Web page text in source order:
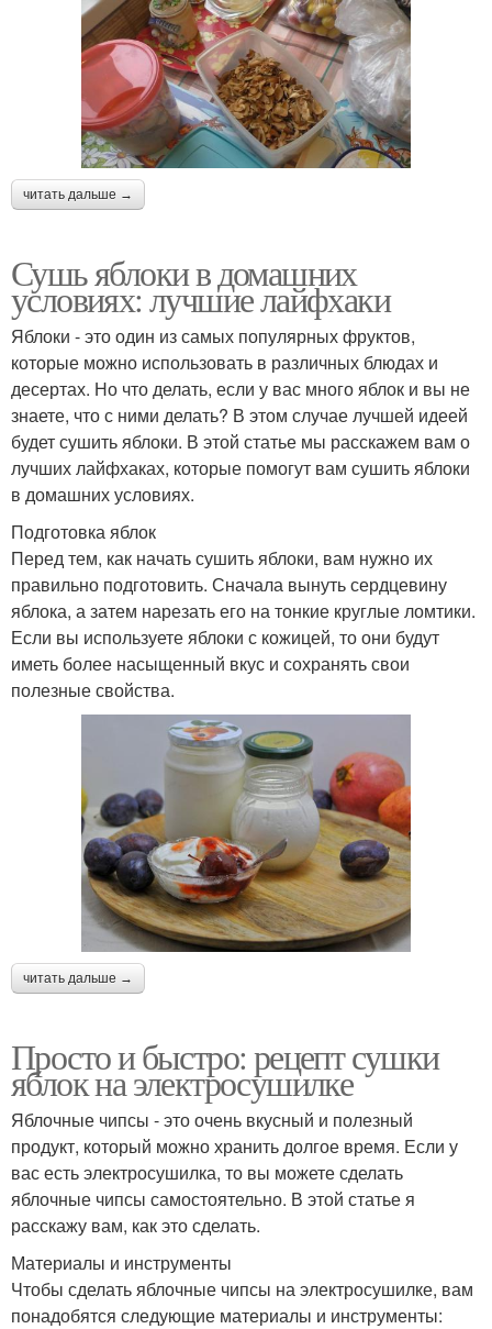
читать дальше →
Сушь яблоки в домашних
условиях: лучшие лайфхаки
Яблоки - это один из самых популярных фруктов,
которые можно использовать в различных блюдах и
десертах. Но что делать, если у вас много яблок и вы не
знаете, что с ними делать? В этом случае лучшей идеей
будет сушить яблоки. В этой статье мы расскажем вам о
лучших лайфхаках, которые помогут вам сушить яблоки
в домашних условиях.
Подготовка яблок
Перед тем, как начать сушить яблоки, вам нужно их
правильно подготовить. Сначала вынуть сердцевину
яблока, а затем нарезать его на тонкие круглые ломтики.
Если вы используете яблоки с кожицей, то они будут
иметь более насыщенный вкус и сохранять свои
полезные свойства.
читать дальше →
Просто и быстро: рецепт сушки
яблок на электросушилке
Яблочные чипсы - это очень вкусный и полезный
продукт, который можно хранить долгое время. Если у
вас есть электросушилка, то вы можете сделать
яблочные чипсы самостоятельно. В этой статье я
расскажу вам, как это сделать.
Материалы и инструменты
Чтобы сделать яблочные чипсы на электросушилке, вам
понадобятся следующие материалы и инструменты: